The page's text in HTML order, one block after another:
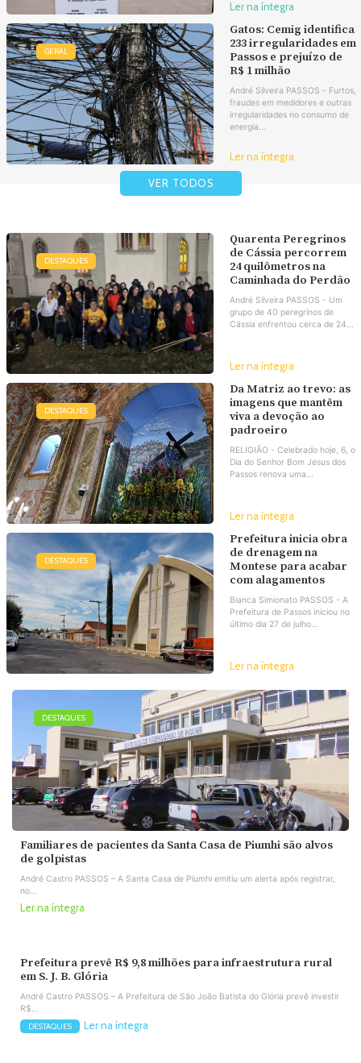
Ler na íntegra
GERAL
Gatos: Cemig identifica
233 irregularidades em
Passos e prejuízo de
R$ 1 milhão
André Silveira PASSOS - Furtos,
fraudes em medidores e outras
irregularidades no consumo de
energia...
Ler na íntegra
VER TODOS
DESTAQUES
Quarenta Peregrinos
de Cássia percorrem
24 quilômetros na
Caminhada do Perdão
André Silveira PASSOS - Um
grupo de 40 peregrinos de
Cássia enfrentou cerca de 24...
Ler na íntegra
DESTAQUES
Da Matriz ao trevo: as
imagens que mantêm
viva a devoção ao
padroeiro
RELIGIÃO - Celebrado hoje, 6, o
Dia do Senhor Bom Jesus dos
Passos renova uma...
Ler na íntegra
DESTAQUES
Prefeitura inicia obra
de drenagem na
Montese para acabar
com alagamentos
Bianca Simionato PASSOS - A
Prefeitura de Passos iniciou no
último dia 27 de julho...
Ler na íntegra
DESTAQUES
Familiares de pacientes da Santa Casa de Piumhi são alvos
de golpistas
André Castro PASSOS – A Santa Casa de Piumhi emitiu um alerta após registrar,
no...
Ler na íntegra
Prefeitura prevê R$ 9,8 milhões para infraestrutura rural
em S. J. B. Glória
André Castro PASSOS – A Prefeitura de São João Batista do Glória prevê investir
R$...
DESTAQUES Ler na íntegra